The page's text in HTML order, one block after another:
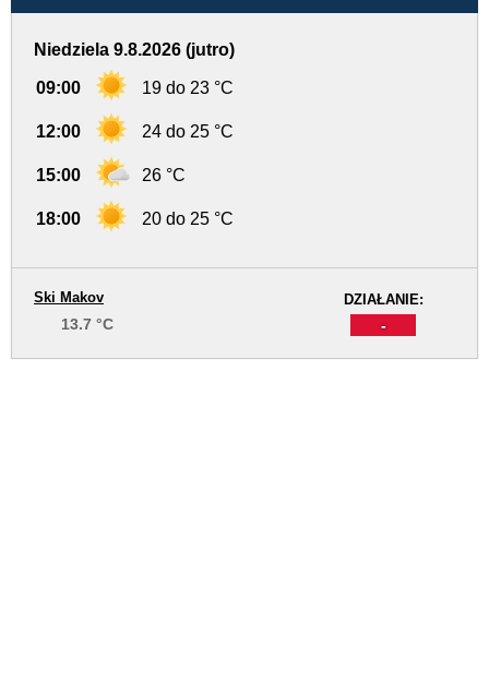
Niedziela 9.8.2026 (jutro)
09:00 19 do 23 °C
12:00 24 do 25 °C
15:00 26 °C
18:00 20 do 25 °C
DZIAŁANIE:
-
Ski Makov
13.7 °C